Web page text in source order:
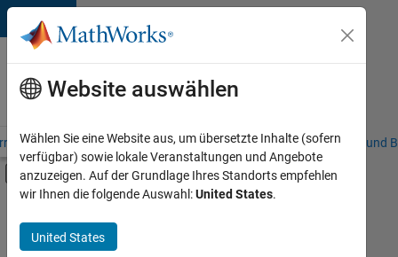
Weiter zum Inhalt
Karriere
bei
MathWorks
– Übersicht Stellensuche Niederlassungen Studierende und
Umschaltung für Off-Canvas-
Hauptinhalt
Commercial Sales
Inside Sales
+1
Website auswählen
Wählen Sie eine Website aus, um übersetzte Inhalte (sofern
verfügbar) sowie lokale Veranstaltungen und Angebote
anzuzeigen. Auf der Grundlage Ihres Standorts empfehlen
wir Ihnen die folgende Auswahl:United States.
United States